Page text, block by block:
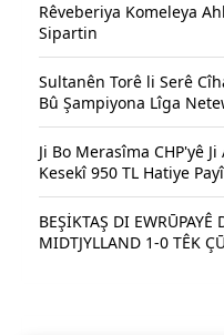
Rêveberiya Komeleya
Sipartin
Sultanên Torê li Serê
Bû Şampiyona Lîga
Ji Bo Merasîma CHP'yê
Kesekî 950 TL Hatiye
BEŞİKTAŞ DI EWRŪPAYÊ
MIDTJYLLAND 1-0 TÊK ÇŪ